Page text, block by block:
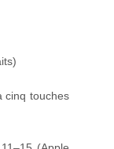
cinq touches